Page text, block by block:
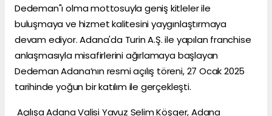
Dedeman"ı olma mottosuyla geniş kitleler ile
buluşmaya ve hizmet kalitesini yaygınlaştırmaya
devam ediyor. Adana'da Turin A.Ş. ile yapılan franchise
anlaşmasıyla misafirlerini ağırlamaya başlayan
Dedeman Adana’nın resmi açılış töreni, 27 Ocak 2025
tarihinde yoğun bir katılım ile gerçekleşti.
Açılışa Adana Valisi Yavuz Selim Köşger, Adana